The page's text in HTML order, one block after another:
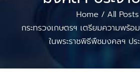
Home / All Posts
กระทรวงเกษตรฯ เตรียมความพร้อ
ในพระราชพิธีพืชมงคลฯ ปร